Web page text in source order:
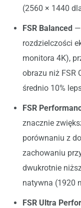
(2560 × 1440
FSR Balanced —
rozdzielczości
monitora 4K),
obrazu niż FSR
średnio 10%
FSR
znacznie
porównaniu z
zachowaniu
dwukrotnie
natywna (1920
FSR Ultra